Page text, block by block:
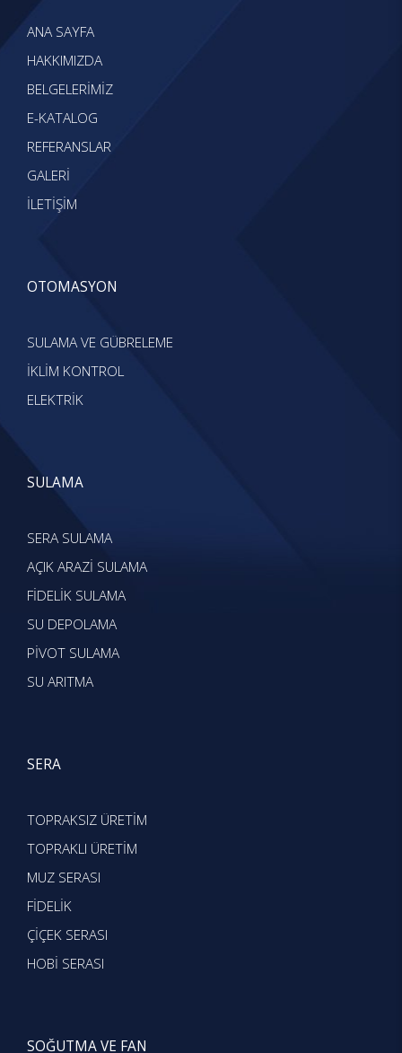
ANA SAYFA
HAKKIMIZDA
BELGELERİMİZ
E-KATALOG
REFERANSLAR
GALERİ
İLETİŞİM
OTOMASYON
SULAMA VE GÜBRELEME
İKLİM KONTROL
ELEKTRİK
SULAMA
SERA SULAMA
AÇIK ARAZİ SULAMA
FİDELİK SULAMA
SU DEPOLAMA
PİVOT SULAMA
SU ARITMA
SERA
TOPRAKSIZ ÜRETİM
TOPRAKLI ÜRETİM
MUZ SERASI
FİDELİK
ÇİÇEK SERASI
HOBİ SERASI
SOĞUTMA VE FAN